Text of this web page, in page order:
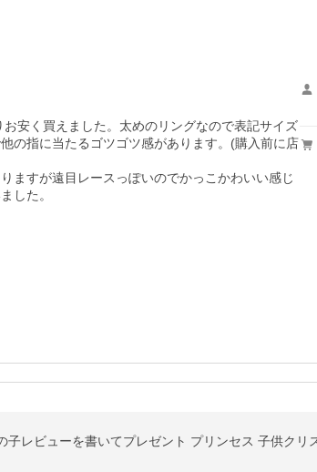
安く買えました。太めのリングなので表記サイズ
の指に当たるゴツゴツ感があります。(購入前に店
ますが遠目レースっぽいのでかっこかわいい感じ
した。